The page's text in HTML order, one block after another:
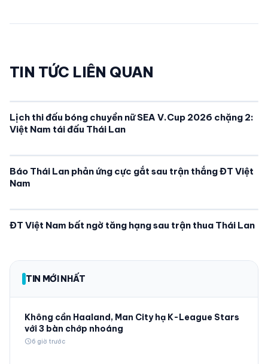
TIN TỨC LIÊN QUAN
Lịch thi đấu bóng chuyền nữ SEA V.Cup 2026 chặng 2:
Việt Nam tái đấu Thái Lan
Báo Thái Lan phản ứng cực gắt sau trận thắng ĐT Việt
Nam
ĐT Việt Nam bất ngờ tăng hạng sau trận thua Thái Lan
TIN MỚI NHẤT
Không cần Haaland, Man City hạ K-League Stars
với 3 bàn chớp nhoáng
schedule6 giờ trước